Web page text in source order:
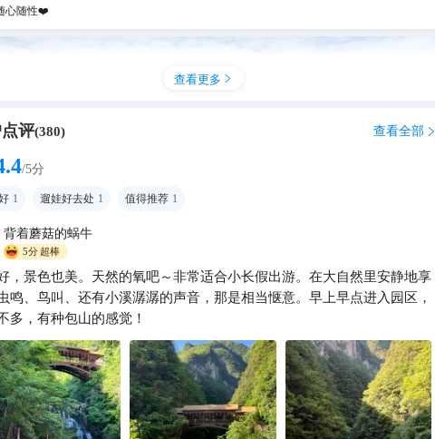
心随性❤️
暑宝藏地！五道峡秘境⛰️
涯若比邻🏘
查看更多 
评(380) 查看全部 
/5分
1 遛娃好去处 1 值得推荐 1
背着蘑菇的蜗牛
5分超棒
，景色也美。天然的氧吧～非常适合小长假出游。在大自然里安静地享
鸣、鸟叫、还有小溪潺潺的声音，那是相当惬意。早上早点进入园区，
多，有种包山的感觉！